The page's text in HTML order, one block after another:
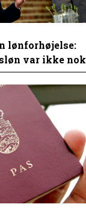
lønforhøjelse:
var ikke nok